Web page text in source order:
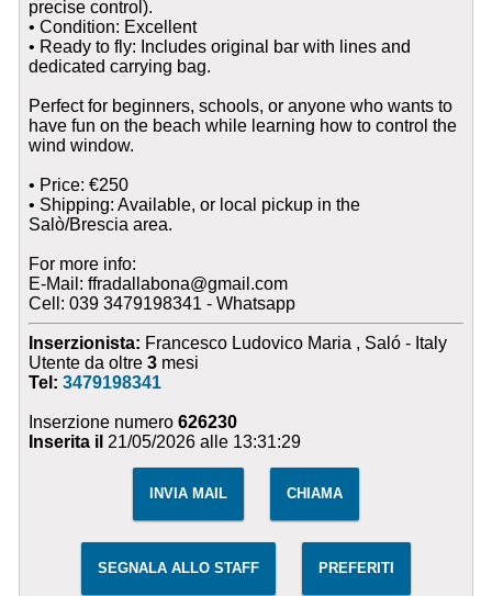
precise control).
• Condition: Excellent
• Ready to fly: Includes original bar with lines and
dedicated carrying bag.
Perfect for beginners, schools, or anyone who wants to
have fun on the beach while learning how to control the
wind window.
• Price: €250
• Shipping: Available, or local pickup in the
Salò/Brescia area.
For more info:
E-Mail: ffradallabona@gmail.com
Cell: 039 3479198341 - Whatsapp
Inserzionista: Francesco Ludovico Maria , Saló - Italy
Utente da oltre3 mesi
Tel:3479198341
Inserzione numero626230
Inserita il 21/05/2026 alle 13:31:29
INVIA MAIL CHIAMA
SEGNALA ALLO STAFF PREFERITI